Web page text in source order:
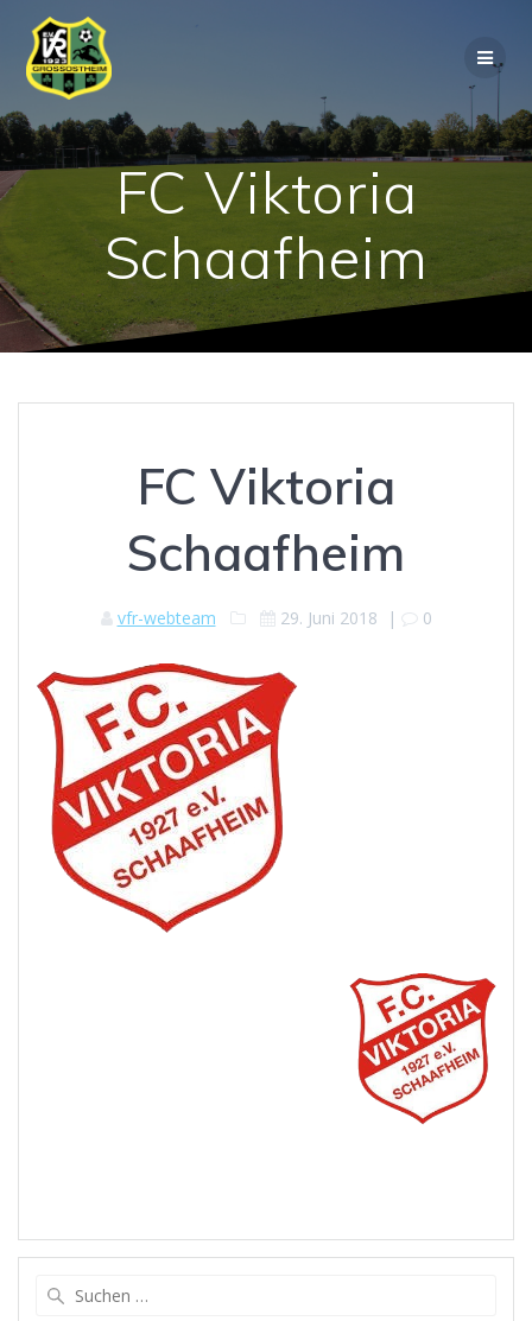
FC Viktoria
Schaafheim
FC Viktoria
Schaafheim
vfr-webteam 29. Juni 2018 | 0